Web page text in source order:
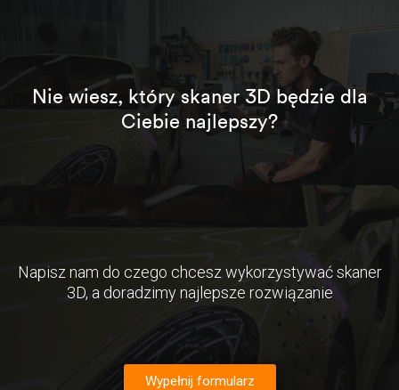
Nie wiesz, który skaner 3D będzie dla
Ciebie najlepszy?
Napisz nam do czego chcesz wykorzystywać skaner
3D, a doradzimy najlepsze rozwiązanie
Wypełnij formularz